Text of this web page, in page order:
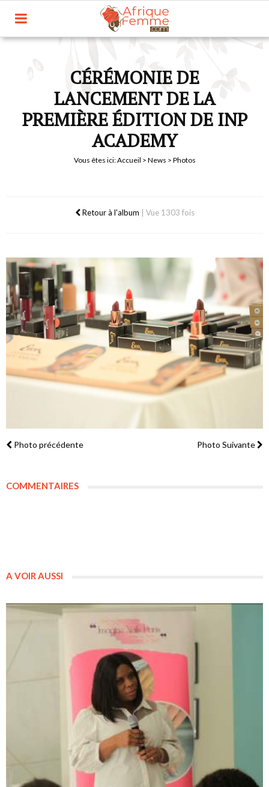
CÉRÉMONIE DE
LANCEMENT DE LA
PREMIÈRE ÉDITION DE INP
ACADEMY
Vous êtes ici:Accueil > News > Photos
Retour à l'album Vue 1303 fois
Photo précédente Photo Suivante
COMMENTAIRES
A VOIR AUSSI